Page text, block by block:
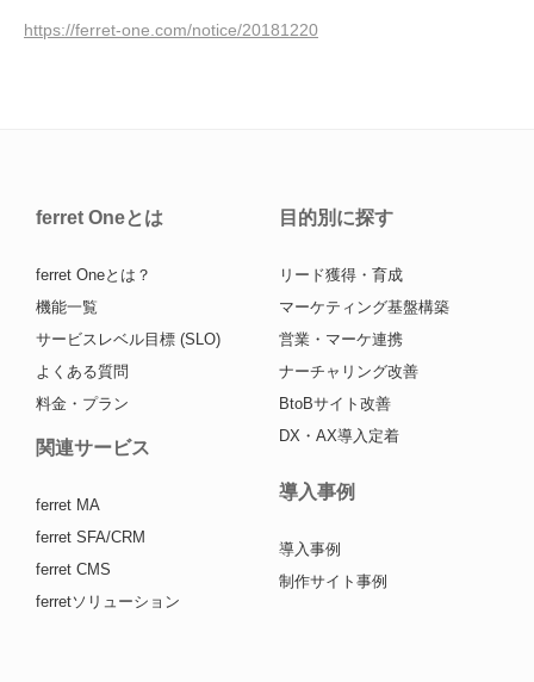
https://ferret-one.com/notice/20181220
ferret Oneとは
ferret Oneとは？
機能一覧
サービスレベル目標 (SLO)
よくある質問
料金・プラン
関連サービス
ferret MA
ferret SFA/CRM
ferret CMS
ferretソリューション
目的別に探す
リード獲得・育成
マーケティング基盤構築
営業・マーケ連携
ナーチャリング改善
BtoBサイト改善
DX・AX導入定着
導入事例
導入事例
制作サイト事例